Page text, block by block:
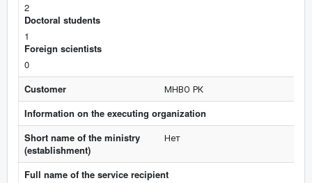
2
Doctoral students
1
Foreign scientists
0
Customer
МНВО РК
Information on the executing organization
Short name of the ministry
(establishment)
Нет
Full name of the service recipient